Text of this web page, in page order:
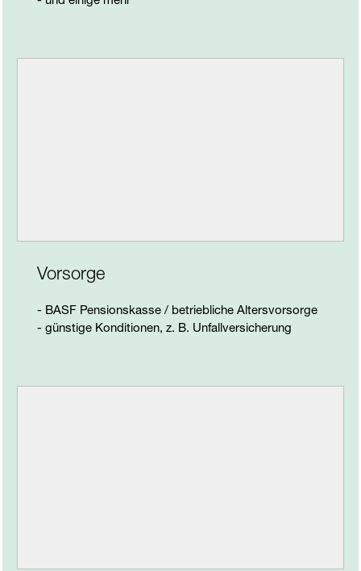
Vorsorge
- BASF Pensionskasse / betriebliche Altersvorsorge
- günstige Konditionen, z. B. Unfallversicherung